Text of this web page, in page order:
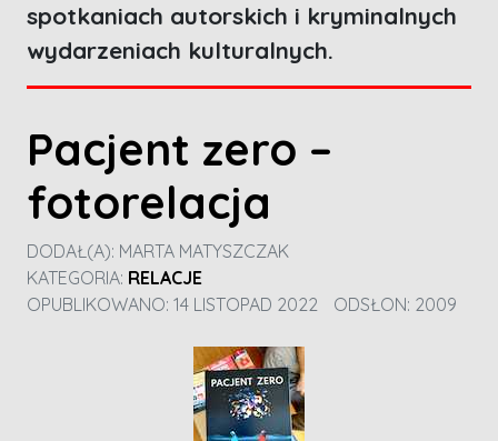
spotkaniach autorskich i kryminalnych
wydarzeniach kulturalnych.
Pacjent zero –
fotorelacja
DODAŁ(A): MARTA MATYSZCZAK
KATEGORIA: RELACJE
OPUBLIKOWANO: 14 LISTOPAD 2022
ODSŁON: 2009